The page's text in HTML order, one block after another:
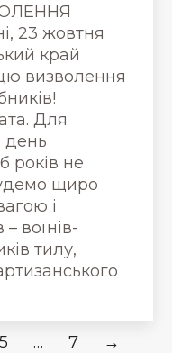
23 жовтня
край
визволення
Для
день
років не
щиро
і
воїнів-
тилу,
5 … 7 →